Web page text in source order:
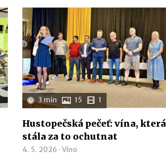
3 min 15 1
Hustopečská pečeť: vína, která
stála za to ochutnat
4. 5. 2026 ·Víno